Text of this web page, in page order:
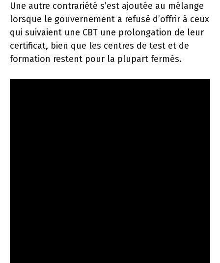
Une autre contrariété s’est ajoutée au mélange
lorsque le gouvernement a refusé d’offrir à ceux
qui suivaient une CBT une prolongation de leur
certificat, bien que les centres de test et de
formation restent pour la plupart fermés.